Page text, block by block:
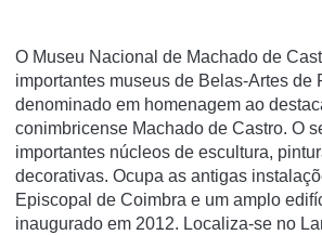
O Museu Nacional de Machado de
importantes museus de Belas-Artes de
denominado em homenagem ao
conimbricense Machado de Castro. O
importantes núcleos de escultura,
decorativas. Ocupa as antigas
Episcopal de Coimbra e um amplo
inaugurado em 2012. Localiza-se no